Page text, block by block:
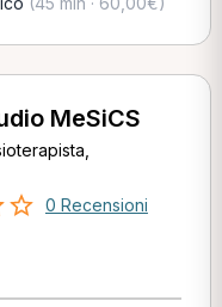
MeSiCS
0 Recensioni